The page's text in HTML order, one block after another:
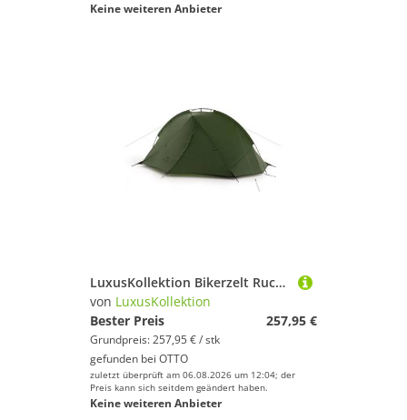
Keine weiteren Anbieter
LuxusKollektion Bikerzelt Rucksack Zelt 1 Person Waldgrün 2 Person
von LuxusKollektion
Bester Preis
257,95 €
Grundpreis: 257,95 € / stk
gefunden bei OTTO
zuletzt überprüft am 06.08.2026 um 12:04; der
Preis kann sich seitdem geändert haben.
Keine weiteren Anbieter